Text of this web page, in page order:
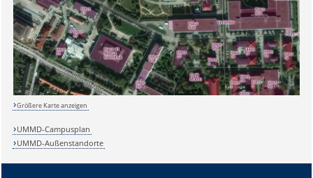
Sicherheitsabfrage:
Lösung:
Größere Karte anzeigen
UMMD-Campusplan
UMMD-Außenstandorte